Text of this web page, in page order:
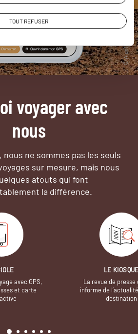
TOUT REFUSER
voyager avec
nous
nous ne sommes pas les seuls
sur mesure, mais nous
atouts qui font
la différence.
avec GPS,
et carte
LE
La revue de presse
informe de
destination